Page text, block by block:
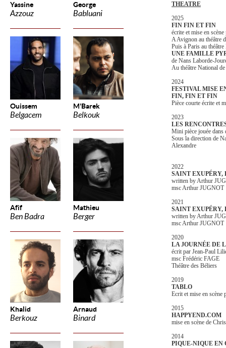
Yassine
Azzouz
George
Babluani
Ouissem
Belgacem
M'Barek
Belkouk
Afif
Ben Badra
Mathieu
Berger
Khalid
Berkouz
Arnaud
Binard
THEATRE
2025
FIN FIN ET FIN
écrite et mise en
A Avignon au théâtre
Puis à Paris au théâtre
UNE FAMILLE
de Nans Laborde-
Au théâtre National
2024
FESTIVAL MISE
FIN, FIN ET FIN
Pièce courte écrite et
2023
LES
Mini pièce jouée dans
Sous la direction de
Alexandre
2022
SAINT EXUPÉRY,
written by Arthur
msc Arthur JUGNOT
2021
SAINT EXUPÉRY,
written by Arthur
msc Arthur JUGNOT
2020
LA JOURNÉE DE
écrit par Jean-Paul
msc Frédéric FAGE
Théâtre des Béliers
2019
TABLO
Ecrit et mise en scène
2015
HAPPYEND.COM
mise en scène de
2014
PIQUE-NIQUE EN